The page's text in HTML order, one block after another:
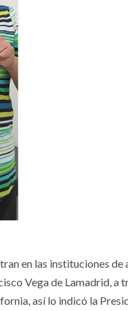
en las instituciones de
Vega de Lamadrid, a
así lo indicó la